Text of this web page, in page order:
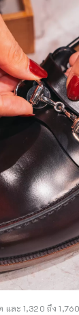
ละ 1,320 ถึง